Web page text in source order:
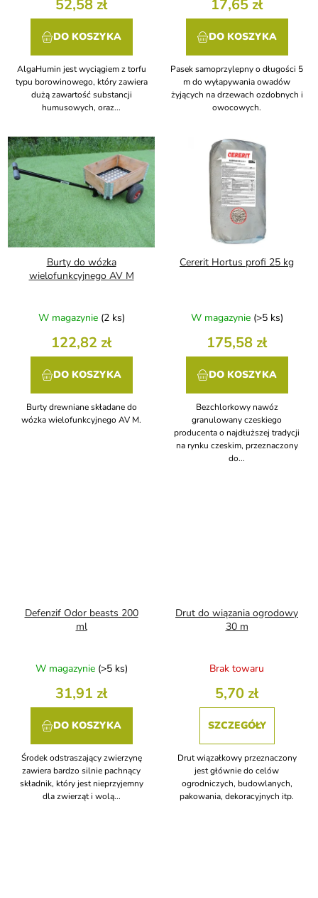
52,58 zł
DO KOSZYKA
AlgaHumin jest wyciągiem z torfu
typu borowinowego, który zawiera
dużą zawartość substancji
humusowych, oraz...
17,65 zł
DO KOSZYKA
Pasek samoprzylepny o długości 5
m do wyłapywania owadów
żyjących na drzewach ozdobnych i
owocowych.
Burty do wózka
wielofunkcyjnego AV M
W magazynie (2 ks)
122,82 zł
DO KOSZYKA
Burty drewniane składane do
wózka wielofunkcyjnego AV M.
Cererit Hortus profi 25 kg
W magazynie (>5 ks)
175,58 zł
DO KOSZYKA
Bezchlorkowy nawóz
granulowany czeskiego
producenta o najdłuższej tradycji
na rynku czeskim, przeznaczony
do...
Defenzif Odor beasts 200
ml
W magazynie (>5 ks)
31,91 zł
DO KOSZYKA
Środek odstraszający zwierzynę
zawiera bardzo silnie pachnący
składnik, który jest nieprzyjemny
dla zwierząt i wolą...
Drut do wiązania ogrodowy
30 m
Brak towaru
5,70 zł
SZCZEGÓŁY
Drut wiązałkowy przeznaczony
jest głównie do celów
ogrodniczych, budowlanych,
pakowania, dekoracyjnych itp.